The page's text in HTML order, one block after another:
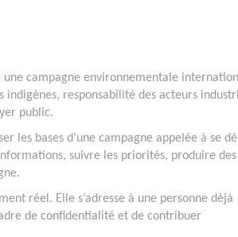
campagne environnementale
indigènes, responsabilité des acteurs
public.
les bases d’une campagne appelée à se
suivre les priorités, produire des
réel. Elle s’adresse à une personne déjà
de confidentialité et de contribuer